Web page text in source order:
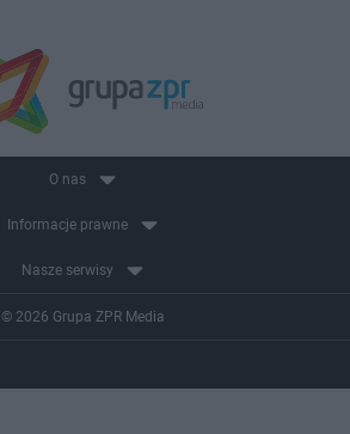
O nas
Informacje prawne
Nasze serwisy
© 2026 Grupa ZPR Media